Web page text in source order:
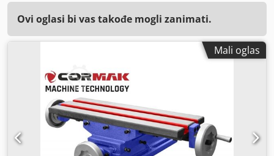
Ovi oglasi bi vas takođe mogli zanimati.
Mali oglas